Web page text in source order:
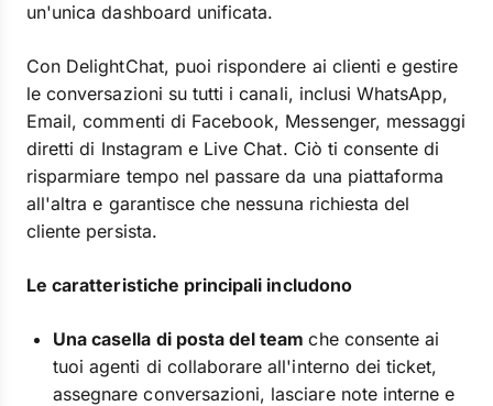
un'unica dashboard unificata.
Con DelightChat, puoi rispondere ai clienti e gestire
le conversazioni su tutti i canali, inclusi WhatsApp,
Email, commenti di Facebook, Messenger, messaggi
diretti di Instagram e Live Chat. Ciò ti consente di
risparmiare tempo nel passare da una piattaforma
all'altra e garantisce che nessuna richiesta del
cliente persista.
Le caratteristiche principali includono
Una casella di posta del teamche consente ai
tuoi agenti di collaborare all'interno dei ticket,
assegnare conversazioni, lasciare note interne e